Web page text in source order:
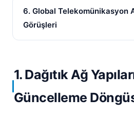
6. Global Telekomünikasyon
Görüşleri
1. Dağıtık Ağ
Güncelleme